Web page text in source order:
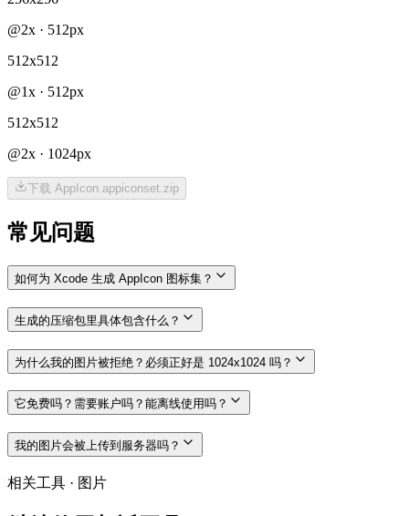
@2x · 512px
512x512
@1x · 512px
512x512
@2x · 1024px
下载 AppIcon.appiconset.zip
常见问题
如何为 Xcode 生成 AppIcon 图标集？
生成的压缩包里具体包含什么？
为什么我的图片被拒绝？必须正好是 1024x1024 吗？
它免费吗？需要账户吗？能离线使用吗？
我的图片会被上传到服务器吗？
相关工具 · 图片